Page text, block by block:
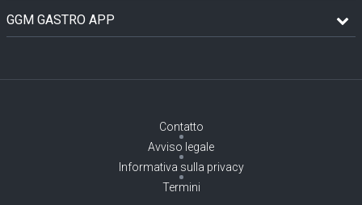
GGM GASTRO APP
Contatto
Avviso legale
Informativa sulla privacy
Termini